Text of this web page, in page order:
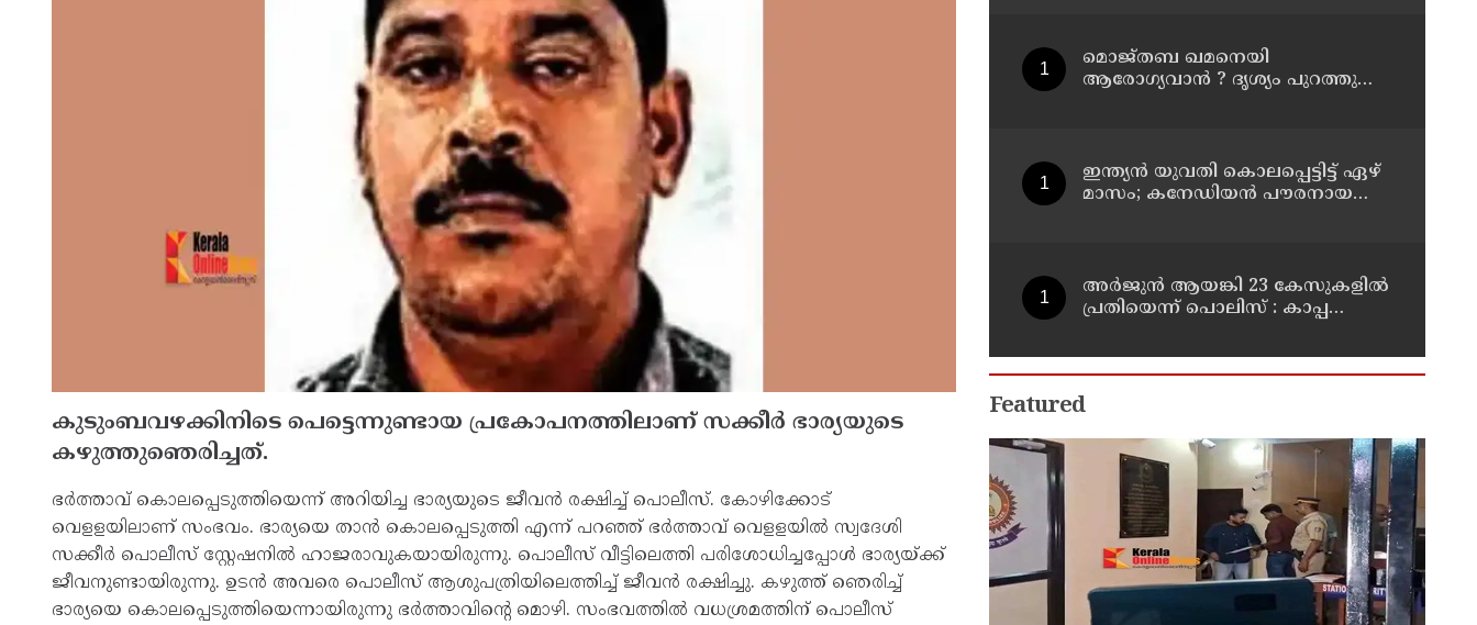
കുടുംബവഴക്കിനിടെ പെട്ടെന്നുണ്ടായ പ്രകോപനത്തിലാണ് സക്കീര്‍ ഭാര്യയുടെ
കഴുത്തുഞെരിച്ചത്.
ഭര്‍ത്താവ് കൊലപ്പെടുത്തിയെന്ന് അറിയിച്ച ഭാര്യയുടെ ജീവന്‍ രക്ഷിച്ച് പൊലീസ്. കോഴിക്കോട്
വെളളയിലാണ് സംഭവം. ഭാര്യയെ താന്‍ കൊലപ്പെടുത്തി എന്ന് പറഞ്ഞ് ഭര്‍ത്താവ് വെളളയില്‍ സ്വദേശി
സക്കീര്‍ പൊലീസ് സ്റ്റേഷനില്‍ ഹാജരാവുകയായിരുന്നു. പൊലീസ് വീട്ടിലെത്തി പരിശോധിച്ചപ്പോള്‍ ഭാര്യയ്ക്ക്
ജീവനുണ്ടായിരുന്നു. ഉടന്‍ അവരെ പൊലീസ് ആശുപത്രിയിലെത്തിച്ച് ജീവന്‍ രക്ഷിച്ചു. കഴുത്ത് ഞെരിച്ച്
ഭാര്യയെ കൊലപ്പെടുത്തിയെന്നായിരുന്നു ഭര്‍ത്താവിന്റെ മൊഴി. സംഭവത്തില്‍ വധശ്രമത്തിന് പൊലീസ്
യുവതിയും സുഹൃത്തും ഒളിവില്‍
മൊജ്തബ ഖമനെയി
ആരോഗ്യവാന്‍ ? ദൃശ്യം പുറത്തുവിട്ട്
ഇന്ത്യന്‍ യുവതി കൊലപ്പെട്ടിട്ട് ഏഴ്
മാസം; കനേഡിയന്‍ പൗരനായ
അര്‍ജുന്‍ ആയങ്കി 23 കേസുകളില്‍
പ്രതിയെന്ന് പൊലിസ് : കാപ്പ
നീക്കം
Featured